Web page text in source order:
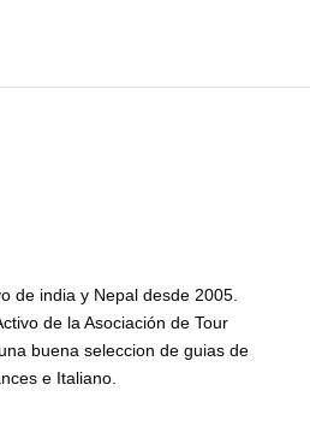
de india y Nepal desde 2005.
de la Asociación de Tour
buena seleccion de guias de
e Italiano.